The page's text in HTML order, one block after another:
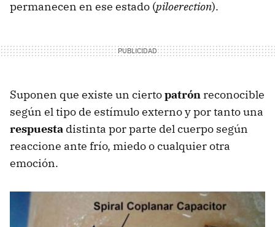
permanecen en ese estado (piloerection).
Suponen que existe un ciertopatrón reconocible
según el tipo de estímulo externo y por tanto una
respuesta distinta por parte del cuerpo según
reaccione ante frío, miedo o cualquier otra
emoción.